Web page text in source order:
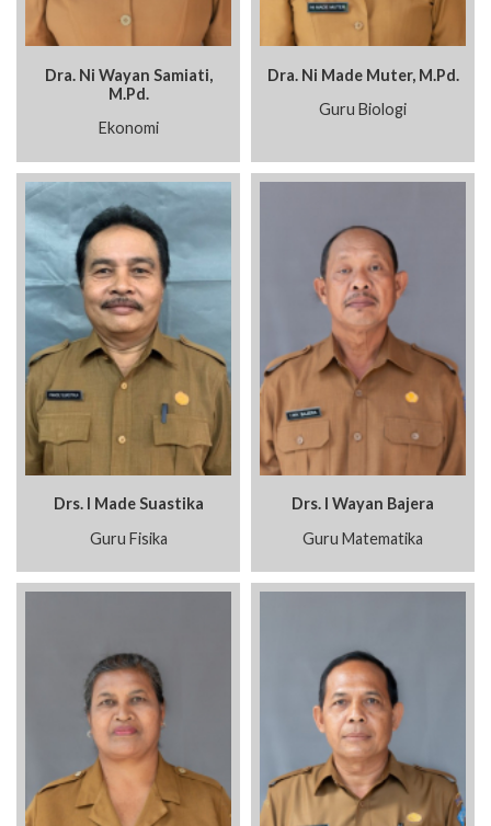
Dra. Ni Wayan Samiati,
M.Pd.
Ekonomi
Dra. Ni Made Muter, M.Pd.
Guru Biologi
Drs. I Made Suastika
Guru Fisika
Drs. I Wayan Bajera
Guru Matematika